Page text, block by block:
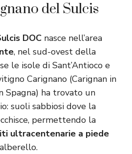
del Sulcis
DOC nasce nell’area
, nel sud-ovest della
le isole di Sant’Antioco e
Carignano (Carignan in
Spagna) ha trovato un
suoli sabbiosi dove la
permettendo la
ultracentenarie a piede